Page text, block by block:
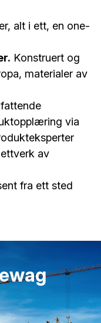
alt i ett, en one-
Konstruert og
materialer av
via
av
fra ett sted